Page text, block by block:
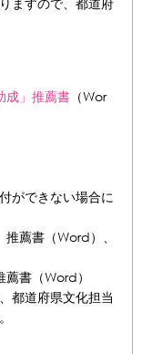
成」推薦書 （Wor
ができない場合に
薦書（Word）、
書（Word）
都道府県文化担当